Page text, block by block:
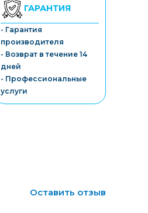
ГАРАНТИЯ
- Гарантия
производителя
- Возврат в течение 14
дней
- Профессиональные
услуги
Оставить отзыв